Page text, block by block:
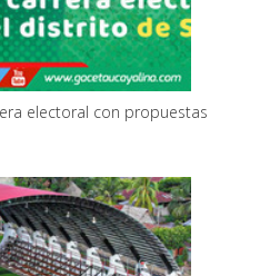
electoral con propuestas